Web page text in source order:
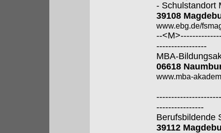
- Schulstandort
39108
www.ebg.de/
--
-----------------
MBA-
06618
www.mba-
----------------
Berufsbildende
39112